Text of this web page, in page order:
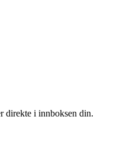
direkte i innboksen din.